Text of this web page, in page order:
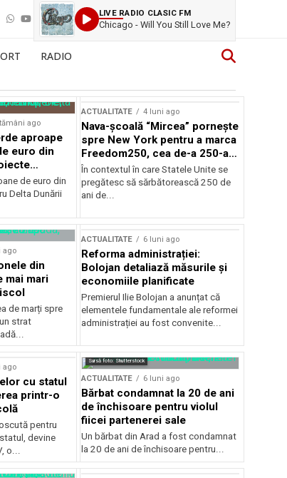
LIVE RADIO CLASIC FM
Chicago - Will You Still Love Me?
RADIO
ago
aproape
euro din
de euro din
Delta Dunării
ACTUALITATE 4 luni ago
Nava-școală “Mircea” pornește
spre New York pentru a marca
Freedom250, cea de-a 250-a
aniversare a Statelor Unite
În contextul în care Statele Unite se
pregătesc să sărbătorească 250 de
ani de...
ago
din
mai mari
de marți spre
strat
ACTUALITATE 6 luni ago
Reforma administrației:
Bolojan detaliază măsurile și
economiile planificate
Premierul Ilie Bolojan a anunțat că
elementele fundamentale ale reformei
administrației au fost convenite...
ago
cu statul
printr-o
pentru
devine
o...
Sursă foto: Shutterstock
ACTUALITATE 6 luni ago
Bărbat condamnat la 20 de ani
de închisoare pentru violul
fiicei partenerei sale
Un bărbat din Arad a fost condamnat
la 20 de ani de închisoare pentru...